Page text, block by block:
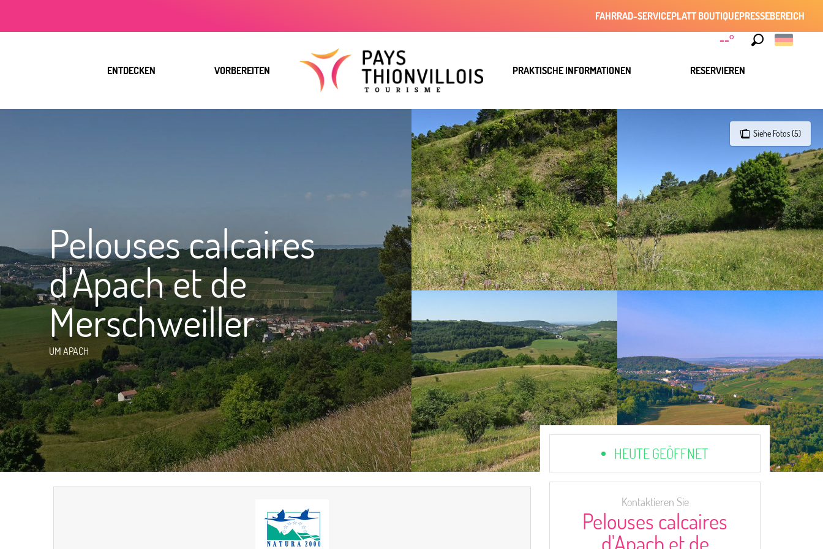
--°
FAHRRAD-SERVICEPLATT BOUTIQUEPRESSEBEREICH
ENTDECKEN VORBEREITEN PRAKTISCHE INFORMATIONEN RESERVIEREN
Siehe Fotos (5)
Pelouses calcaires
d'Apach et de
Merschweiller
UM APACH
HEUTE GEÖFFNET
Kontaktieren Sie
Pelouses calcaires
d'Apach et de